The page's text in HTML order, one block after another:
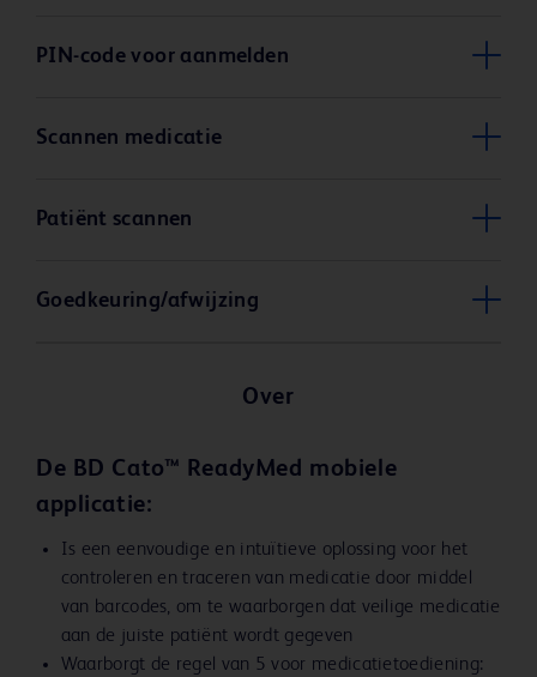
PIN-code voor aanmelden
Scannen medicatie
Patiënt scannen
Goedkeuring/afwijzing
Over
De BD Cato™ ReadyMed mobiele
applicatie:
Is een eenvoudige en intuïtieve oplossing voor het
controleren en traceren van medicatie door middel
van barcodes, om te waarborgen dat veilige medicatie
aan de juiste patiënt wordt gegeven
Waarborgt de regel van 5 voor medicatietoediening: